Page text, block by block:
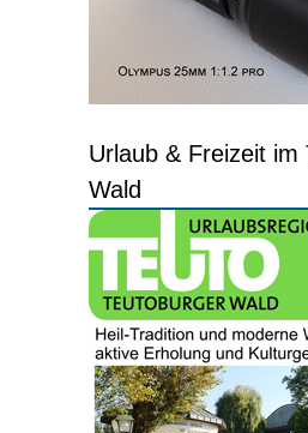
Urlaub & Freizeit im
Wald